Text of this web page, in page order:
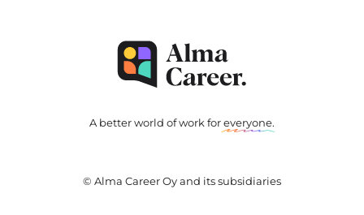
A better world of work foreveryone.
© Alma Career Oy and its subsidiaries